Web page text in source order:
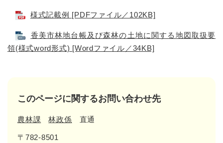
様式記載例 [PDFファイル／102KB]
香美市林地台帳及び森林の土地に関する地図取扱要
領(様式word形式) [Wordファイル／34KB]
このページに関するお問い合わせ先
農林課 林政係 直通
〒782-8501